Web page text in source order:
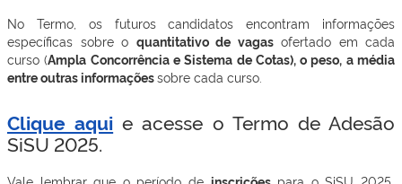
No Termo, os futuros candidatos encontram informações
específicas sobre o quantitativo de vagasofertado em cada
curso (Ampla Concorrência e Sistema de Cotas), o peso, a média
entre outras informaçõessobre cada curso.
Clique aqui e acesse o Termo de Adesão
SiSU 2025.